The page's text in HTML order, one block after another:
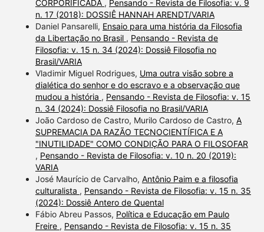
CORPORIFICADA , Pensando - Revista de Filosofia: v. 9
n. 17 (2018): DOSSIÊ HANNAH ARENDT/VARIA
Daniel Pansarelli, Ensaio para uma história da Filosofia
da Libertação no Brasil , Pensando - Revista de
Filosofia: v. 15 n. 34 (2024): Dossiê Filosofia no
Brasil/VARIA
Vladimir Miguel Rodrigues, Uma outra visão sobre a
dialética do senhor e do escravo e a observação que
mudou a história , Pensando - Revista de Filosofia: v. 15
n. 34 (2024): Dossiê Filosofia no Brasil/VARIA
João Cardoso de Castro, Murilo Cardoso de Castro, A
SUPREMACIA DA RAZÃO TECNOCIENTÍFICA E A
"INUTILIDADE" COMO CONDIÇÃO PARA O FILOSOFAR
, Pensando - Revista de Filosofia: v. 10 n. 20 (2019):
VARIA
José Maurício de Carvalho, Antônio Paim e a filosofia
culturalista , Pensando - Revista de Filosofia: v. 15 n. 35
(2024): Dossiê Antero de Quental
Fábio Abreu Passos, Política e Educação em Paulo
Freire , Pensando - Revista de Filosofia: v. 15 n. 35